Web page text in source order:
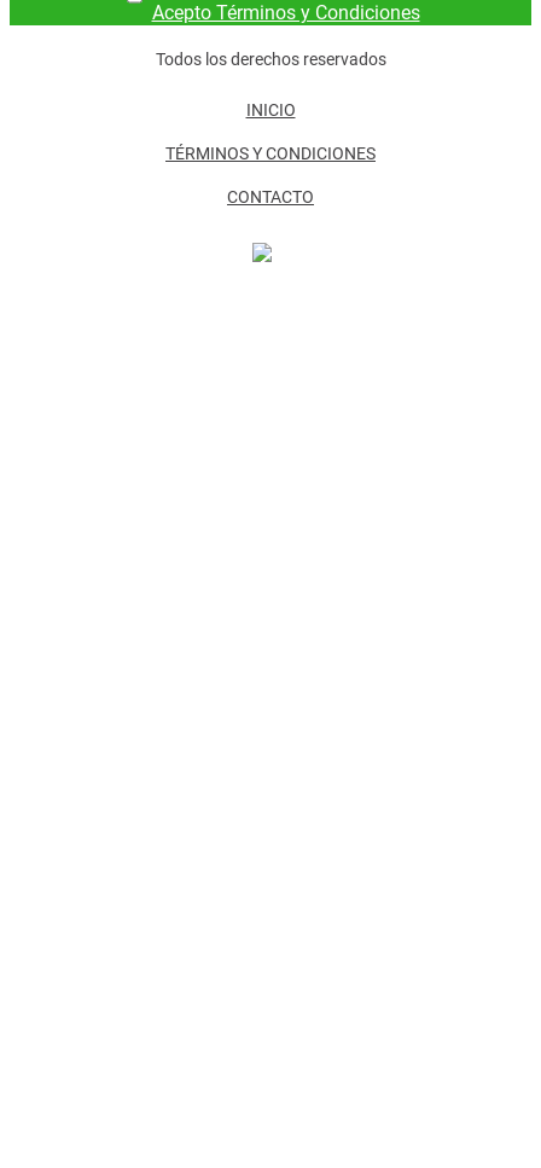
Acepto Términos y Condiciones
Todos los derechos reservados
INICIO
TÉRMINOS Y CONDICIONES
CONTACTO